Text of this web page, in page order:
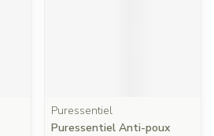
Puressentiel
Puressentiel Anti-poux